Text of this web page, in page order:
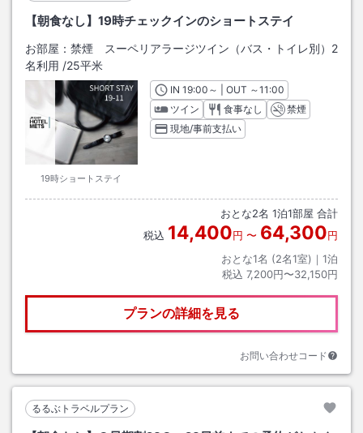
【朝食なし】19時チェックインのショートステイ
お部屋： 禁煙 スーペリアラージツイン（バス・トイレ別）2
名利用 /25平米
19時ショートステイ
INチェックイン
19:00 ～ | OUT チェックアウト
～11:00
ツイン
食事なし
禁煙
現地/事前支払い
おとな2名 1泊1部屋 合計
税込 14,400円 〜 64,300円
おとな1名 (2名1室)｜ 1泊
税込 7,200円〜32,150円
プランの詳細を見る
お問い合わせコード
るるぶトラベルプラン